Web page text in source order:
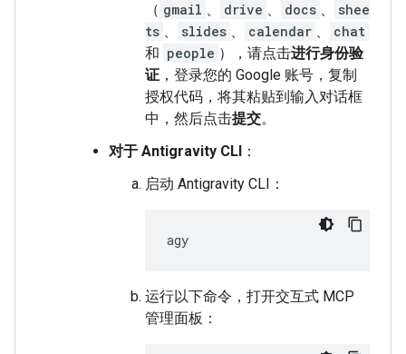
（ gmail 、 drive 、 docs 、
shee
ts 、 slides 、 calendar 、
chat
和 people ），请点击进行身份验
证 ，登录您的 Google 账号，复制
授权代码，将其粘贴到输入对话框
中，然后点击提交。
对于 Antigravity CLI ：
启动 Antigravity CLI：
运行以下命令，打开交互式 MCP
管理面板：